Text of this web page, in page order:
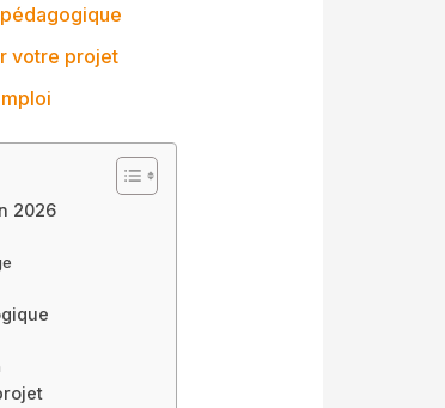
votre projet
2026